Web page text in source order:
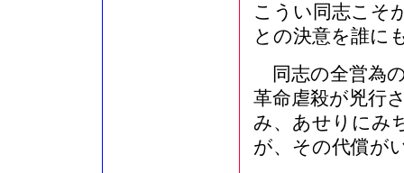
こうい同志こそ
との決意を誰に
同志の全営為
革命虐殺が兇行
み、あせりにみ
が、その代償が